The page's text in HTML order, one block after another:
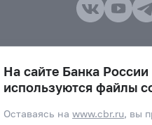
На сайте Банка России
используются файлы
Оставаясь наwww.cbr.ru, вы